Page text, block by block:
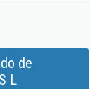
de
L